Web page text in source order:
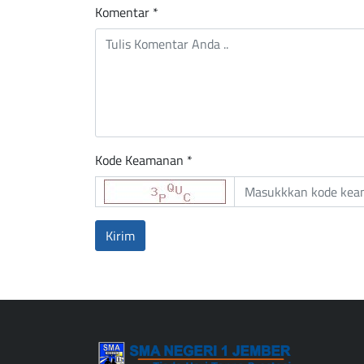
Komentar *
Kode Keamanan *